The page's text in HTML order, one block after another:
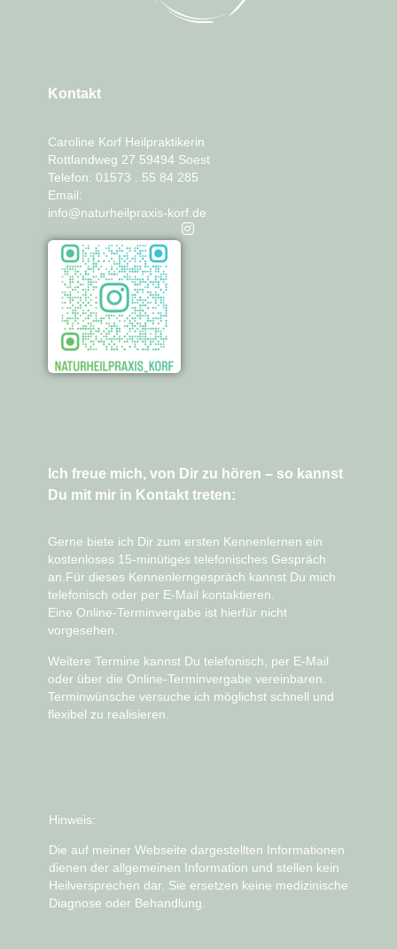
Kontakt
Caroline Korf Heilpraktikerin
Rottlandweg 27 59494 Soest
Telefon: 01573 . 55 84 285
Email:
info@naturheilpraxis-korf.de
Ich freue mich, von Dir zu hören – so kannst
Du mit mir in Kontakt treten:
Gerne biete ich Dir zum ersten Kennenlernen ein
kostenloses 15-minütiges telefonisches Gespräch
an.Für dieses Kennenlerngespräch kannst Du mich
telefonisch oder per E-Mail kontaktieren.
Eine Online-Terminvergabe ist hierfür nicht
vorgesehen.
Weitere Termine kannst Du telefonisch, per E-Mail
oder über die Online-Terminvergabe vereinbaren.
Terminwünsche versuche ich möglichst schnell und
flexibel zu realisieren.
Hinweis:
Die auf meiner Webseite dargestellten Informationen
dienen der allgemeinen Information und stellen kein
Heilversprechen dar. Sie ersetzen keine medizinische
Diagnose oder Behandlung.